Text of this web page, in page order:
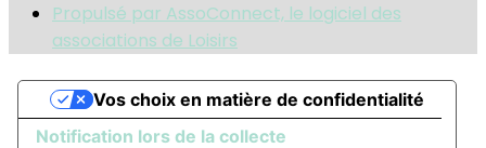
Propulsé par AssoConnect, le logiciel des
associations de Loisirs
Notification lors de la collecte
Vos choix en matière de confidentialité